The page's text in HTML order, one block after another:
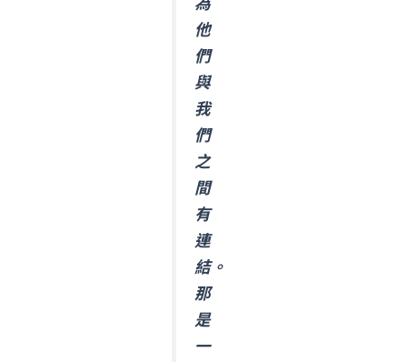
他
們
與
我
們
之
間
有
連
結。
那
是
一